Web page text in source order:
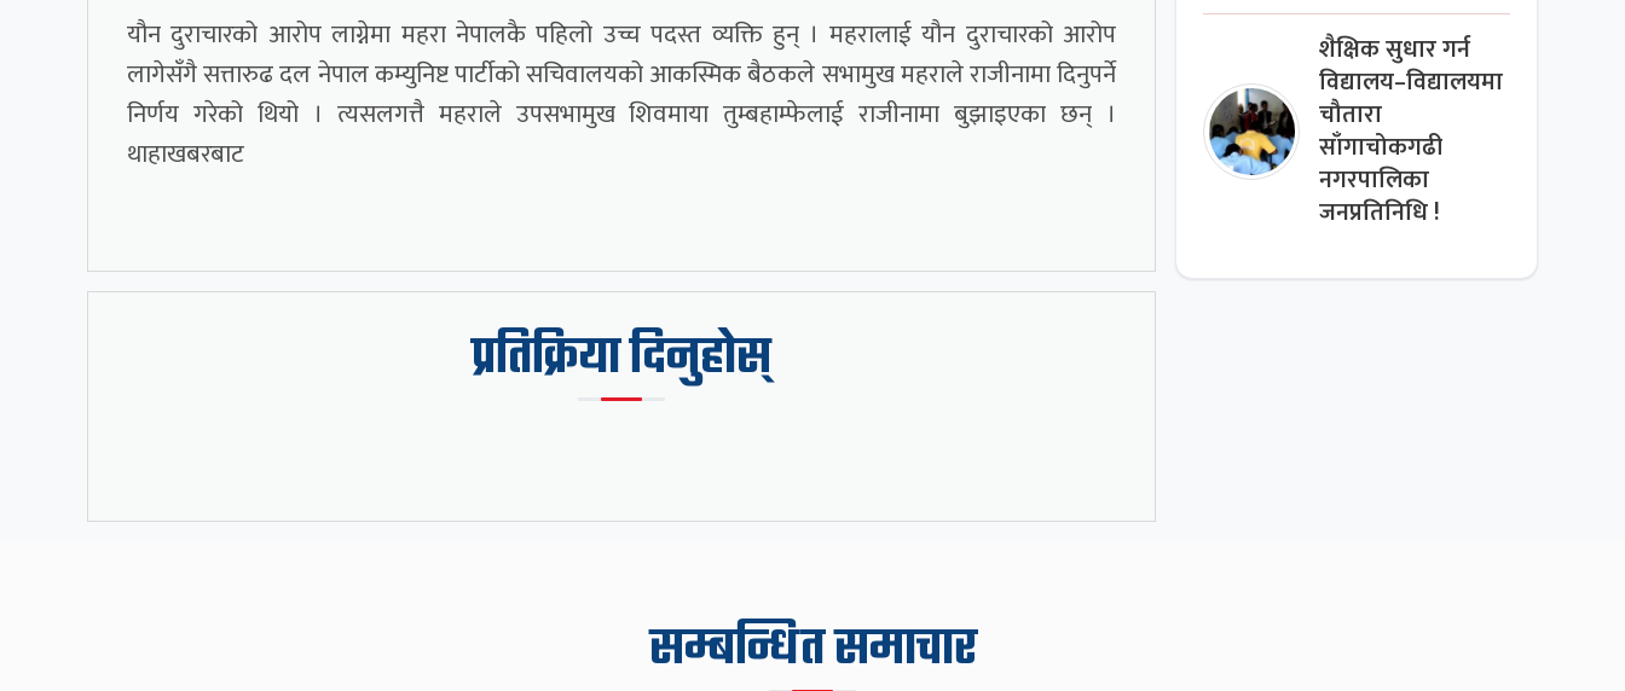
यौन दुराचारको आरोप लाग्नेमा महरा नेपालकै पहिलो उच्च पदस्त व्यक्ति हुन् । महरालाई यौन दुराचारको आरोप
लागेसँगै सत्तारुढ दल नेपाल कम्युनिष्ट पार्टीको सचिवालयको आकस्मिक बैठकले सभामुख महराले राजीनामा दिनुपर्ने
निर्णय गरेको थियो । त्यसलगत्तै महराले उपसभामुख शिवमाया तुम्बहाम्फेलाई राजीनामा बुझाइएका छन् ।
थाहाखबरबाट
प्रतिक्रिया दिनुहोस्
शैक्षिक सुधार गर्न
विद्यालय–विद्यालयमा
चौतारा
साँगाचोकगढी
नगरपालिका
जनप्रतिनिधि !
सम्बन्धित समाचार